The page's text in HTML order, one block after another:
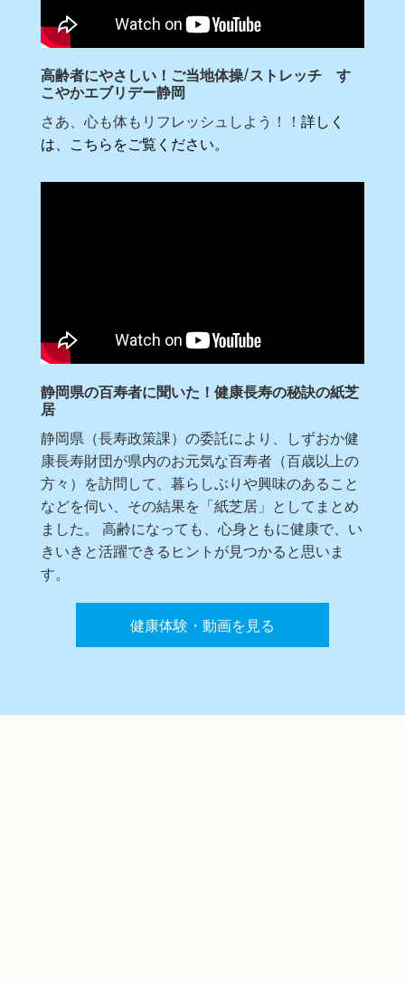
高齢者にやさしい！ご当地体操/ストレッチ す
こやかエブリデー静岡
さあ、心も体もリフレッシュしよう！！ 詳しく
は、こちらをご覧ください。
静岡県の百寿者に聞いた！健康長寿の秘訣の紙芝
居
静岡県（長寿政策課）の委託により、しずおか健
康長寿財団が県内のお元気な百寿者（百歳以上の
方々）を訪問して、暮らしぶりや興味のあること
などを伺い、その結果を「紙芝居」としてまとめ
ました。 高齢になっても、心身ともに健康で、い
きいきと活躍できるヒントが見つかると思いま
す。
健康体験・動画を見る